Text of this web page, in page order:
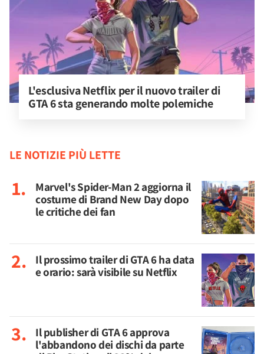
L'esclusiva Netflix per il nuovo trailer di
GTA 6 sta generando molte polemiche
LE NOTIZIE PIÙ LETTE
Marvel's Spider-Man 2 aggiorna il
costume di Brand New Day dopo
le critiche dei fan
Il prossimo trailer di GTA 6 ha data
e orario: sarà visibile su Netflix
Il publisher di GTA 6 approva
l'abbandono dei dischi da parte